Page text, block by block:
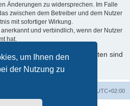
um Ihnen den
der Nutzung zu
Änderungen zu widersprechen. Im Falle
zwischen dem Betreiber und dem Nutzer
mit sofortiger Wirkung.
und verbindlich, wenn der Nutzer
hat.
mit Ihren persönlichen Daten sind
UTC+02:00